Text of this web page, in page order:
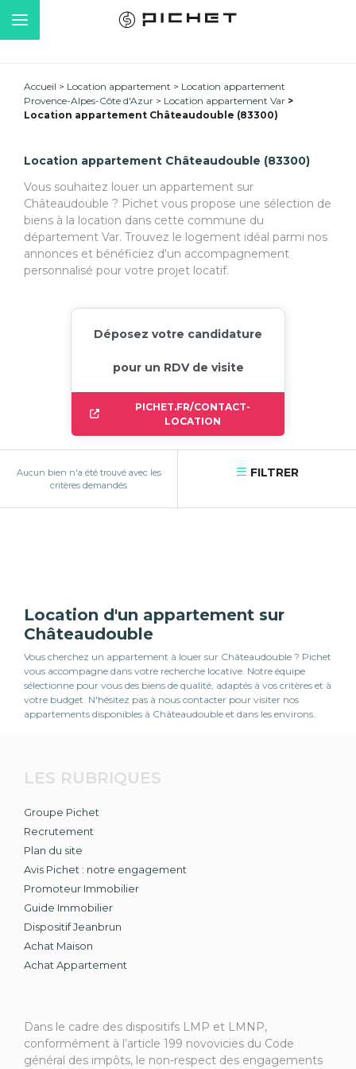
Accueil Location appartement
Location appartement
Provence-Alpes-Côte d'Azur
Location appartement Var
Location appartement Châteaudouble (83300)
Location appartement Châteaudouble (83300)
Vous souhaitez louer un appartement sur
Châteaudouble ? Pichet vous propose une sélection de
biens à la location dans cette commune du
département Var. Trouvez le logement idéal parmi nos
annonces et bénéficiez d'un accompagnement
personnalisé pour votre projet locatif.
Déposez votre candidature
pour un RDV de visite
PICHET.FR/CONTACT-
LOCATION
Aucun bien n'a été trouvé avec les
critères demandés
FILTRER
Location d'un appartement sur
Châteaudouble
Vous cherchez un appartement à louer sur Châteaudouble ? Pichet
vous accompagne dans votre recherche locative. Notre équipe
sélectionne pour vous des biens de qualité, adaptés à vos critères et à
votre budget. N'hésitez pas à nous contacter pour visiter nos
appartements disponibles à Châteaudouble et dans les environs.
LES RUBRIQUES
Groupe Pichet
Recrutement
Plan du site
Avis Pichet : notre engagement
Promoteur Immobilier
Guide Immobilier
Dispositif Jeanbrun
Achat Maison
Achat Appartement
Dans le cadre des dispositifs LMP et LMNP,
conformément à l’article 199 novovicies du Code
général des impôts, le non-respect des engagements